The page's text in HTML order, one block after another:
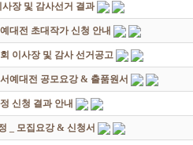
사장 및 감사선거 결과
대전 초대작가 신청 안내
이사장 및 감사 선거공고
예대전 공모요강 & 출품원서
신청 결과 안내
_ 모집요강 & 신청서